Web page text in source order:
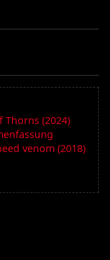
Thorns (2024)
venom (2018)